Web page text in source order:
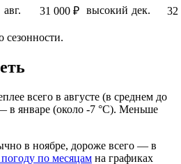
авг. 31 000 ₽ высокий дек. 32
сезонности.
всего в августе (в среднем до
в январе (около -7 °C). Меньше
в ноябре, дороже всего — в
по месяцам на графиках